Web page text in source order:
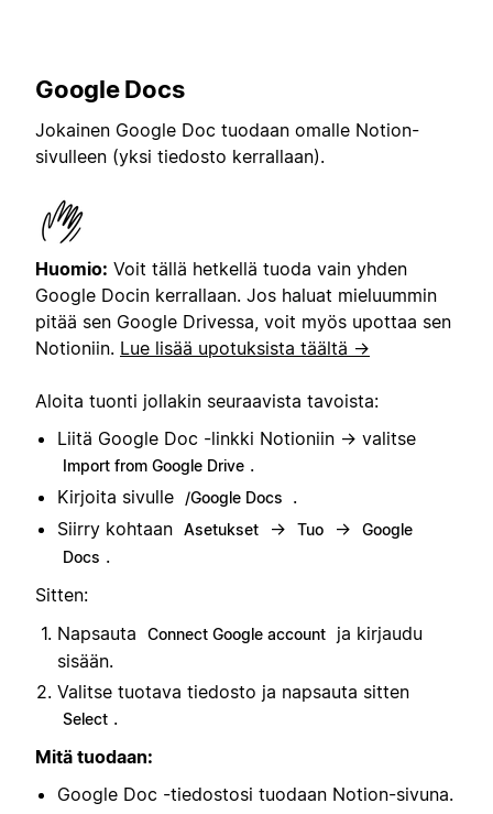
Google Docs
Jokainen Google Doc tuodaan omalle Notion-
sivulleen (yksi tiedosto kerrallaan).
Huomio: Voit tällä hetkellä tuoda vain yhden
Google Docin kerrallaan. Jos haluat mieluummin
pitää sen Google Drivessa, voit myös upottaa sen
Notioniin. Lue lisää upotuksista täältä →
Aloita tuonti jollakin seuraavista tavoista:
Liitä Google Doc -linkki Notioniin → valitse
Import from Google Drive .
Kirjoita sivulle
/Google Docs
.
Siirry kohtaan Asetukset → Tuo →
Google
Docs .
Sitten:
Napsauta
Connect Google account
ja kirjaudu
sisään.
Valitse tuotava tiedosto ja napsauta sitten
Select .
Mitä tuodaan:
Google Doc -tiedostosi tuodaan Notion-sivuna.